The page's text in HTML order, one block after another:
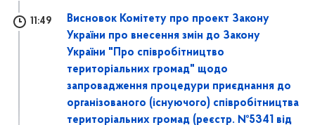
11:49
Висновок Комітету про проект Закону
України про внесення змін до Закону
України "Про співробітництво
територіальних громад" щодо
запровадження процедури приєднання до
організованого (існуючого) співробітництва
територіальних громад (реєстр. №5341 від